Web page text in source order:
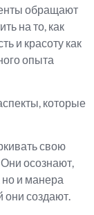
обращают
на то, как
и красоту как
опыта
которые
свою
осознают,
и манера
они создают.